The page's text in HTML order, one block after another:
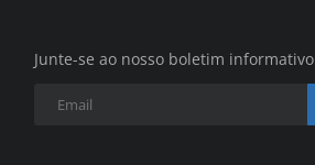
Junte-se ao nosso boletim informativo